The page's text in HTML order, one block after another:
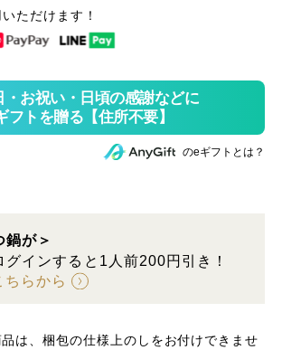
ただけます！
のeギフトとは？
鍋が＞
グインすると1人前200円引き！
ちらから
は、梱包の仕様上のしをお付けできませ